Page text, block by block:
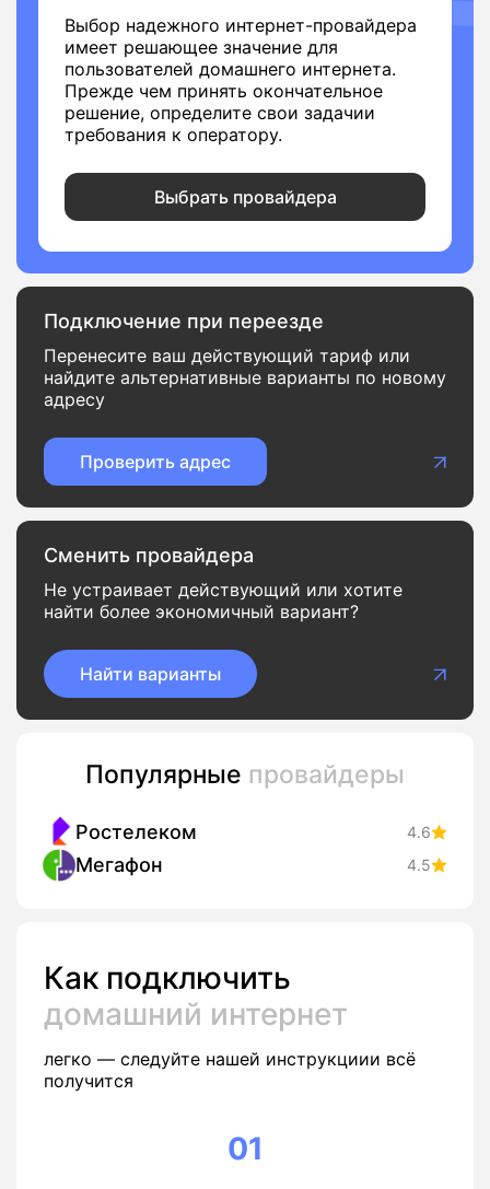
Выбор надежного интернет-провайдера
имеет решающее значение для
пользователей домашнего интернета.
Прежде чем принять окончательное
решение, определите свои задачии
требования к оператору.
Выбрать провайдера
Подключение при переезде
Перенесите ваш действующий тариф или
найдите альтернативные варианты по новому
адресу
Проверить адрес
Сменить провайдера
Не устраивает действующий или хотите
найти более экономичный вариант?
Найти варианты
Популярные провайдеры
Ростелеком 4.6
Мегафон 4.5
Как подключить
домашний интернет
легко — следуйте нашей инструкциии всё
получится
01